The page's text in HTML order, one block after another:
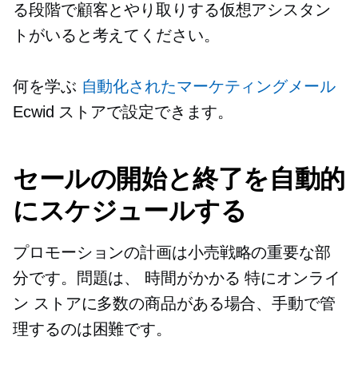
る段階で顧客とやり取りする仮想アシスタン
トがいると考えてください。
何を学ぶ 自動化されたマーケティングメール
Ecwid ストアで設定できます。
セールの開始と終了を自動的
にスケジュールする
プロモーションの計画は小売戦略の重要な部
分です。問題は、 時間がかかる 特にオンライ
ン ストアに多数の商品がある場合、手動で管
理するのは困難です。